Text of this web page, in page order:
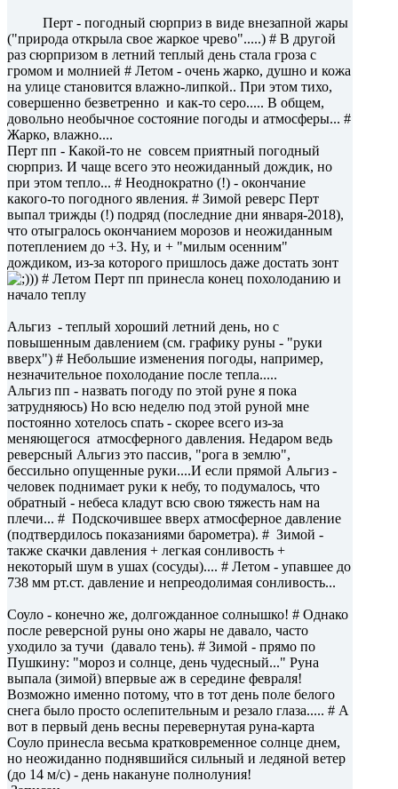
Перт - погодный сюрприз в виде внезапной жары
("природа открыла свое жаркое чрево".....) # В другой
раз сюрпризом в летний теплый день стала гроза с
громом и молнией # Летом - очень жарко, душно и кожа
на улице становится влажно-липкой.. При этом тихо,
совершенно безветренно и как-то серо..... В общем,
довольно необычное состояние погоды и атмосферы... #
Жарко, влажно....
Перт пп - Какой-то не совсем приятный погодный
сюрприз. И чаще всего это неожиданный дождик, но
при этом тепло... # Неоднократно (!) - окончание
какого-то погодного явления. # Зимой реверс Перт
выпал трижды (!) подряд (последние дни января-2018),
что отыгралось окончанием морозов и неожиданным
потеплением до +3. Ну, и + "милым осенним"
дождиком, из-за которого пришлось даже достать зонт
)) # Летом Перт пп принесла конец похолоданию и
начало теплу
Альгиз - теплый хороший летний день, но с
повышенным давлением (см. графику руны - "руки
вверх") # Небольшие изменения погоды, например,
незначительное похолодание после тепла.....
Альгиз пп - назвать погоду по этой руне я пока
затрудняюсь) Но всю неделю под этой руной мне
постоянно хотелось спать - скорее всего из-за
меняющегося атмосферного давления. Недаром ведь
реверсный Альгиз это пассив, "рога в землю",
бессильно опущенные руки....И если прямой Альгиз -
человек поднимает руки к небу, то подумалось, что
обратный - небеса кладут всю свою тяжесть нам на
плечи... # Подскочившее вверх атмосферное давление
(подтвердилось показаниями барометра). # Зимой -
также скачки давления + легкая сонливость +
некоторый шум в ушах (сосуды).... # Летом - упавшее до
738 мм рт.ст. давление и непреодолимая сонливость...
Соуло - конечно же, долгожданное солнышко! # Однако
после реверсной руны оно жары не давало, часто
уходило за тучи (давало тень). # Зимой - прямо по
Пушкину: "мороз и солнце, день чудесный..." Руна
выпала (зимой) впервые аж в середине февраля!
Возможно именно потому, что в тот день поле белого
снега было просто ослепительным и резало глаза..... # А
вот в первый день весны перевернутая руна-карта
Соуло принесла весьма кратковременное солнце днем,
но неожиданно поднявшийся сильный и ледяной ветер
(до 14 м/с) - день накануне полнолуния!